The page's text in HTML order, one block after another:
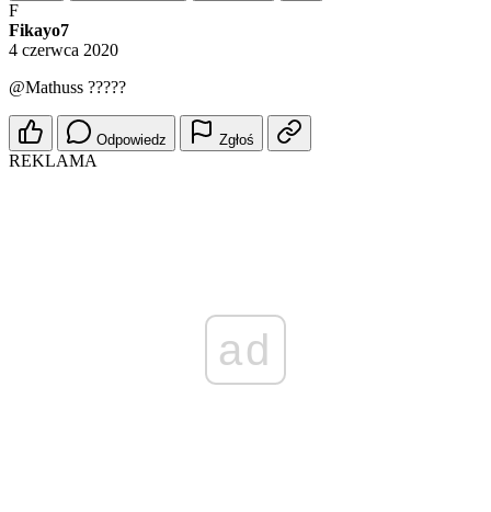
F
Fikayo7
4 czerwca 2020
@Mathuss ?????
Odpowiedz Zgłoś
REKLAMA
ad